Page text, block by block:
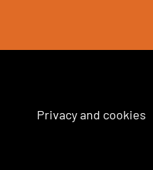
Privacy and cookies